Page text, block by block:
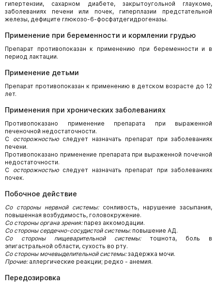
гипертензии, сахарном диабете, закрытоугольной глаукоме,
заболеваниях печени или почек, гиперплазии предстательной
железы, дефиците глюкозо-6-фосфатдегидрогеназы.
Применение при беременности и кормлении грудью
Препарат противопоказан к применению при беременности и в
период лактации.
Применение детьми
Препарат противопоказан к применению в детском возрасте до 12
лет.
Применения при хронических заболеваниях
Противопоказано применение препарата при выраженной
печеночной недостаточности.
С осторожностьюследует назначать препарат при заболеваниях
печени.
Противопоказано применение препарата при выраженной почечной
недостаточности.
С осторожностьюследует назначать препарат при заболеваниях
почек.
Побочное действие
Со стороны нервной системы:сонливость, нарушение засыпания,
повышенная возбудимость, головокружение.
Со стороны органа зрения:парез аккомодации.
Со стороны сердечно-сосудистой системы:повышение АД.
Со стороны пищеварительной системы:тошнота, боль в
эпигастральной области, сухость во рту.
Со стороны мочевыделительной системы:задержка мочи.
Прочие:аллергические реакции; редко - анемия.
Передозировка